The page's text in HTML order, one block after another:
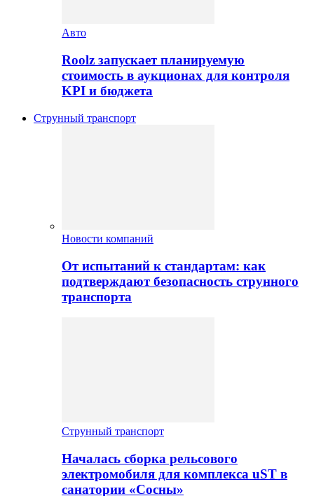
Авто
Roolz запускает планируемую
стоимость в аукционах для контроля
KPI и бюджета
Струнный транспорт
Новости компаний
От испытаний к стандартам: как
подтверждают безопасность струнного
транспорта
Струнный транспорт
Началась сборка рельсового
электромобиля для комплекса uST в
санатории «Сосны»